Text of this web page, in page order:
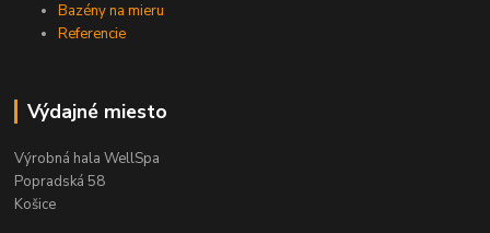
Bazény na mieru
Referencie
Výdajné miesto
Výrobná hala WellSpa
Popradská 58
Košice